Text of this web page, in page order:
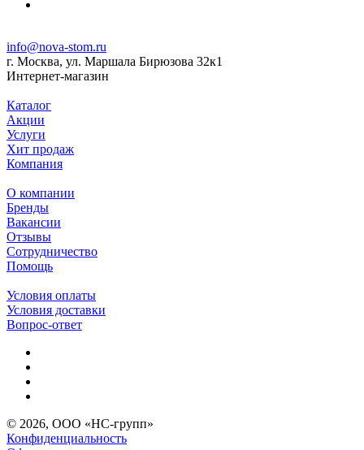
info@nova-stom.ru
г. Москва, ул. Маршала Бирюзова 32к1
Интернет-магазин
Каталог
Акции
Услуги
Хит продаж
Компания
О компании
Бренды
Вакансии
Отзывы
Сотрудничество
Помощь
Условия оплаты
Условия доставки
Вопрос-ответ
© 2026, ООО «НС-групп»
Конфиденциальность